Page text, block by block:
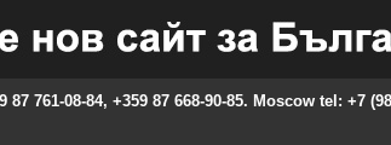
87 761-08-84, +359 87 668-90-85. Moscow tel: +7